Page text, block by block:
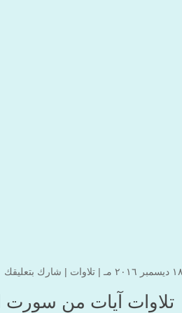
تلاوات | شارك بتعليقك
تلاوات آيات من سورت